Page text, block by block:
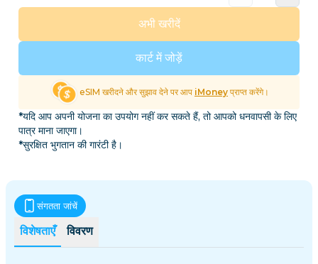
कार्ट में जोड़ें
अभी खरीदें
eSIM खरीदने और सुझाव देने पर आप iMoney प्राप्त करेंगे।
*यदि आप अपनी योजना का उपयोग नहीं कर सकते हैं, तो आपको धनवापसी के लिए
पात्र माना जाएगा।
*सुरक्षित भुगतान की गारंटी है।
विशेषताएँ विवरण
संगतता जांचें